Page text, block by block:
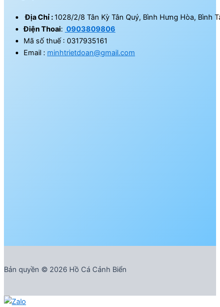
Địa Chỉ :1028/2/8 Tân Kỳ Tân Quý, Bình Hưng Hòa, Bình
Điện Thoai: 0903809806
Mã số thuế : 0317935161
Email : minhtrietdoan@gmail.com
Bản quyền © 2026 Hồ Cá Cảnh Biển